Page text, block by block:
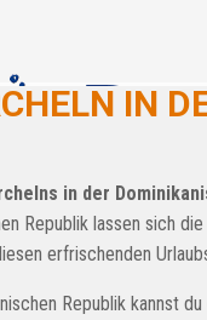
IN
in der
Republik lassen sich
erfrischenden
Republik kannst